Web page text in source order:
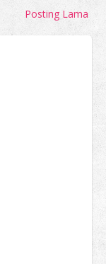
Posting Lama